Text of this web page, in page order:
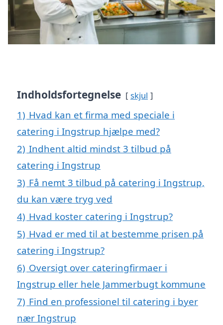
Indholdsfortegnelse skjul
1) Hvad kan et firma med speciale i
catering i Ingstrup hjælpe med?
2) Indhent altid mindst 3 tilbud på
catering i Ingstrup
3) Få nemt 3 tilbud på catering i Ingstrup,
du kan være tryg ved
4) Hvad koster catering i Ingstrup?
5) Hvad er med til at bestemme prisen på
catering i Ingstrup?
6) Oversigt over cateringfirmaer i
Ingstrup eller hele Jammerbugt kommune
7) Find en professionel til catering i byer
nær Ingstrup